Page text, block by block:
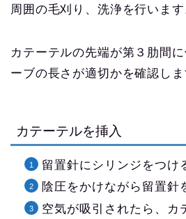
周囲の毛刈り、洗浄を行います
カテーテルの先端が第３肋間
ーブの長さが適切かを確認しま
カテーテルを挿入
留置針にシリンジをつけ
陰圧をかけながら留置針
空気が吸引されたら、カ